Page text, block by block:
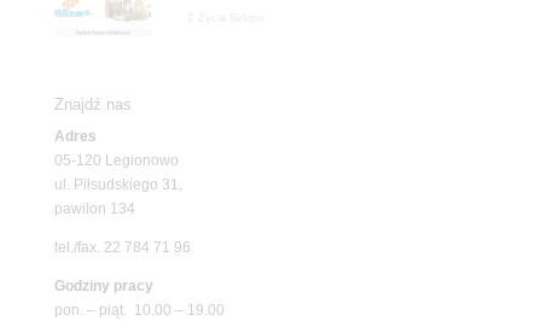
Znajdź nas
Adres
05-120 Legionowo
ul. Piłsudskiego 31,
pawilon 134
tel./fax. 22 784 71 96
Godziny pracy
pon. – piąt. 10.00 – 19.00